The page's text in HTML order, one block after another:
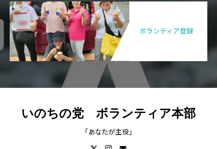
ボランティア登録
いのちの党 ボランティア本部
「あなたが主役」